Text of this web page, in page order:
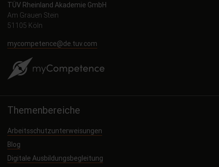
TÜV Rheinland Akademie GmbH
Am Grauen Stein
51105 Köln
mycompetence@de.tuv.com
Themenbereiche
Arbeitsschutzunterweisungen
Blog
Digitale Ausbildungsbegleitung